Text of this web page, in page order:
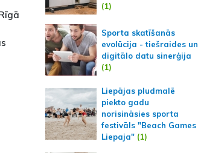
(1)
Sporta skatīšanās
evolūcija - tiešraides un
digitālo datu sinerģija
(1)
Liepājas pludmalē
piekto gadu
norisināsies sporta
festivāls "Beach Games
Liepaja"(1)